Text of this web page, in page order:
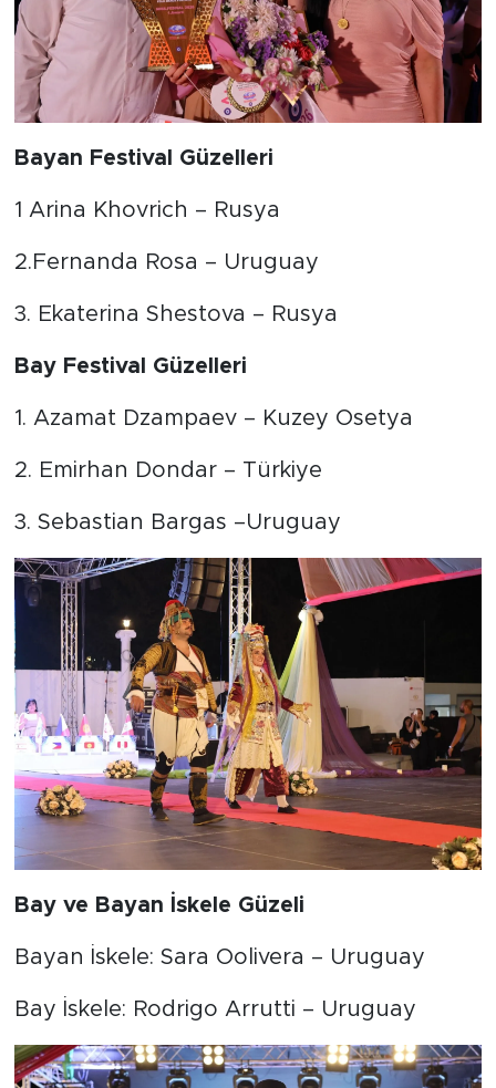
Bayan Festival Güzelleri
1 Arina Khovrich – Rusya
2.Fernanda Rosa – Uruguay
3. Ekaterina Shestova – Rusya
Bay Festival Güzelleri
1. Azamat Dzampaev – Kuzey Osetya
2. Emirhan Dondar – Türkiye
3. Sebastian Bargas –Uruguay
Bay ve Bayan İskele Güzeli
Bayan İskele: Sara Oolivera – Uruguay
Bay İskele: Rodrigo Arrutti – Uruguay